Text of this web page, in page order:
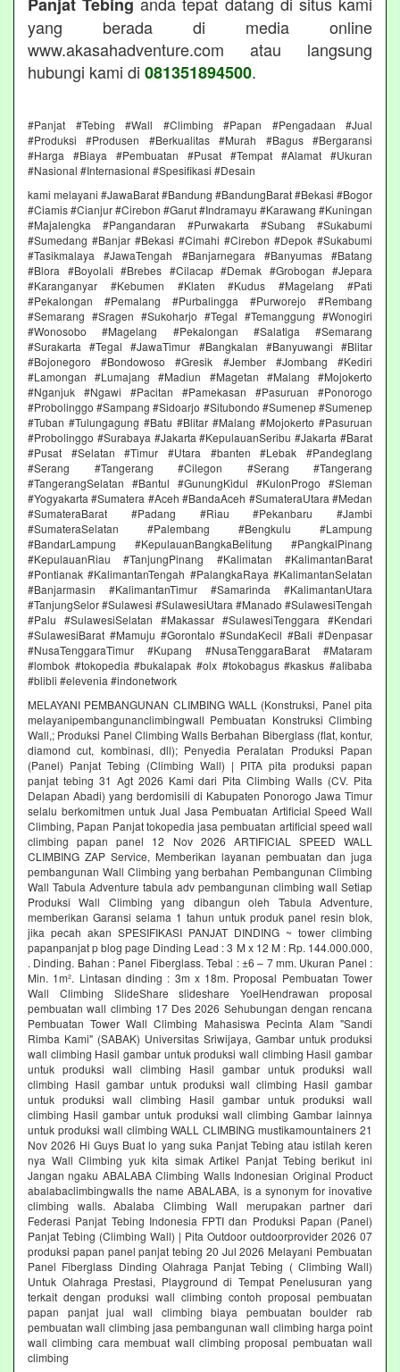
yang berada di media online
www.akasahadventure.com atau langsung
hubungi kami di 081351894500.
#Panjat #Tebing #Wall #Climbing #Papan #Pengadaan #Jual
#Produksi #Produsen #Berkualitas #Murah #Bagus #Bergaransi
#Harga #Biaya #Pembuatan #Pusat #Tempat #Alamat #Ukuran
#Nasional #Internasional #Spesifikasi #Desain
kami melayani #JawaBarat #Bandung #BandungBarat #Bekasi #Bogor
#Ciamis #Cianjur #Cirebon #Garut #Indramayu #Karawang #Kuningan
#Majalengka #Pangandaran #Purwakarta #Subang #Sukabumi
#Sumedang #Banjar #Bekasi #Cimahi #Cirebon #Depok #Sukabumi
#Tasikmalaya #JawaTengah #Banjarnegara #Banyumas #Batang
#Blora #Boyolali #Brebes #Cilacap #Demak #Grobogan #Jepara
#Karanganyar #Kebumen #Klaten #Kudus #Magelang #Pati
#Pekalongan #Pemalang #Purbalingga #Purworejo #Rembang
#Semarang #Sragen #Sukoharjo #Tegal #Temanggung #Wonogiri
#Wonosobo #Magelang #Pekalongan #Salatiga #Semarang
#Surakarta #Tegal #JawaTimur #Bangkalan #Banyuwangi #Blitar
#Bojonegoro #Bondowoso #Gresik #Jember #Jombang #Kediri
#Lamongan #Lumajang #Madiun #Magetan #Malang #Mojokerto
#Nganjuk #Ngawi #Pacitan #Pamekasan #Pasuruan #Ponorogo
#Probolinggo #Sampang #Sidoarjo #Situbondo #Sumenep #Sumenep
#Tuban #Tulungagung #Batu #Blitar #Malang #Mojokerto #Pasuruan
#Probolinggo #Surabaya #Jakarta #KepulauanSeribu #Jakarta #Barat
#Pusat #Selatan #Timur #Utara #banten #Lebak #Pandeglang
#Serang #Tangerang #Cilegon #Serang #Tangerang
#TangerangSelatan #Bantul #GunungKidul #KulonProgo #Sleman
#Yogyakarta #Sumatera #Aceh #BandaAceh #SumateraUtara #Medan
#SumateraBarat #Padang #Riau #Pekanbaru #Jambi
#SumateraSelatan #Palembang #Bengkulu #Lampung
#BandarLampung #KepulauanBangkaBelitung #PangkalPinang
#KepulauanRiau #TanjungPinang #Kalimatan #KalimantanBarat
#Pontianak #KalimantanTengah #PalangkaRaya #KalimantanSelatan
#Banjarmasin #KalimantanTimur #Samarinda #KalimantanUtara
#TanjungSelor #Sulawesi #SulawesiUtara #Manado #SulawesiTengah
#Palu #SulawesiSelatan #Makassar #SulawesiTenggara #Kendari
#SulawesiBarat #Mamuju #Gorontalo #SundaKecil #Bali #Denpasar
#NusaTenggaraTimur #Kupang #NusaTenggaraBarat #Mataram
#lombok #tokopedia #bukalapak #olx #tokobagus #kaskus #alibaba
#blibli #elevenia #indonetwork
MELAYANI PEMBANGUNAN CLIMBING WALL (Konstruksi, Panel pita
melayanipembangunanclimbingwall Pembuatan Konstruksi Climbing
Wall,; Produksi Panel Climbing Walls Berbahan Biberglass (flat, kontur,
diamond cut, kombinasi, dll); Penyedia Peralatan Produksi Papan
(Panel) Panjat Tebing (Climbing Wall) | PITA pita produksi papan
panjat tebing 31 Agt 2026 Kami dari Pita Climbing Walls (CV. Pita
Delapan Abadi) yang berdomisili di Kabupaten Ponorogo Jawa Timur
selalu berkomitmen untuk Jual Jasa Pembuatan Artificial Speed Wall
Climbing, Papan Panjat tokopedia jasa pembuatan artificial speed wall
climbing papan panel 12 Nov 2026 ARTIFICIAL SPEED WALL
CLIMBING ZAP Service, Memberikan layanan pembuatan dan juga
pembangunan Wall Climbing yang berbahan Pembangunan Climbing
Wall Tabula Adventure tabula adv pembangunan climbing wall Setiap
Produksi Wall Climbing yang dibangun oleh Tabula Adventure,
memberikan Garansi selama 1 tahun untuk produk panel resin blok,
jika pecah akan SPESIFIKASI PANJAT DINDING ~ tower climbing
papanpanjat p blog page Dinding Lead : 3 M x 12 M : Rp. 144.000.000,
. Dinding. Bahan : Panel Fiberglass. Tebal : ±6 – 7 mm. Ukuran Panel :
Min. 1m². Lintasan dinding : 3m x 18m. Proposal Pembuatan Tower
Wall Climbing SlideShare slideshare YoelHendrawan proposal
pembuatan wall climbing 17 Des 2026 Sehubungan dengan rencana
Pembuatan Tower Wall Climbing Mahasiswa Pecinta Alam "Sandi
Rimba Kami" (SABAK) Universitas Sriwijaya, Gambar untuk produksi
wall climbing Hasil gambar untuk produksi wall climbing Hasil gambar
untuk produksi wall climbing Hasil gambar untuk produksi wall
climbing Hasil gambar untuk produksi wall climbing Hasil gambar
untuk produksi wall climbing Hasil gambar untuk produksi wall
climbing Hasil gambar untuk produksi wall climbing Gambar lainnya
untuk produksi wall climbing WALL CLIMBING mustikamountainers 21
Nov 2026 Hi Guys Buat lo yang suka Panjat Tebing atau istilah keren
nya Wall Climbing yuk kita simak Artikel Panjat Tebing berikut ini
Jangan ngaku ABALABA Climbing Walls Indonesian Original Product
abalabaclimbingwalls the name ABALABA, is a synonym for inovative
climbing walls. Abalaba Climbing Wall merupakan partner dari
Federasi Panjat Tebing Indonesia FPTI dan Produksi Papan (Panel)
Panjat Tebing (Climbing Wall) | Pita Outdoor outdoorprovider 2026 07
produksi papan panel panjat tebing 20 Jul 2026 Melayani Pembuatan
Panel Fiberglass Dinding Olahraga Panjat Tebing ( Climbing Wall)
Untuk Olahraga Prestasi, Playground di Tempat Penelusuran yang
terkait dengan produksi wall climbing contoh proposal pembuatan
papan panjat jual wall climbing biaya pembuatan boulder rab
pembuatan wall climbing jasa pembangunan wall climbing harga point
wall climbing cara membuat wall climbing proposal pembuatan wall
climbing